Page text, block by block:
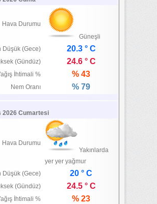
Hava Durumu
Güneşli
Düşük (Gece)
20.3 ° C
(Gündüz) 24.6 ° C
İhtimali % % 43
Nem Oranı % 79
2026 Cumartesi
Hava Durumu
Yakınlarda
yer yer yağmur
Düşük (Gece)
20 ° C
(Gündüz) 24.5 ° C
İhtimali % % 23